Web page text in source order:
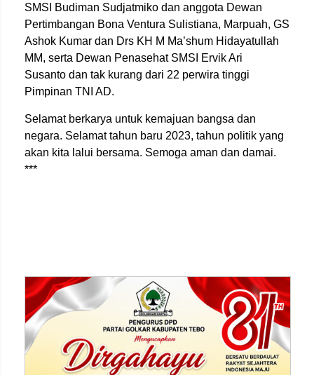
SMSI Budiman Sudjatmiko dan anggota Dewan
Pertimbangan Bona Ventura Sulistiana, Marpuah, GS
Ashok Kumar dan Drs KH M Ma’shum Hidayatullah
MM, serta Dewan Penasehat SMSI Ervik Ari
Susanto dan tak kurang dari 22 perwira tinggi
Pimpinan TNI AD.
Selamat berkarya untuk kemajuan bangsa dan
negara. Selamat tahun baru 2023, tahun politik yang
akan kita lalui bersama. Semoga aman dan damai.
***